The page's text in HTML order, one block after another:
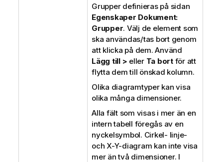
Grupper definieras på sidan
Egenskaper Dokument:
Grupper. Välj de element som
ska användas/tas bort genom
att klicka på dem. Använd
Lägg till > eller Ta bortför att
flytta dem till önskad kolumn.
Olika diagramtyper kan visa
olika många dimensioner.
Alla fält som visas i mer än en
intern tabell föregås av en
nyckelsymbol. Cirkel- linje-
och X-Y-diagram kan inte visa
mer än två dimensioner. I